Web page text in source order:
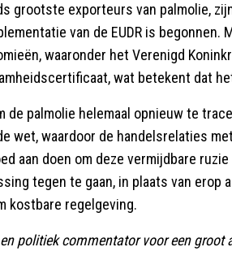
grootste exporteurs van palmolie,
van de EUDR is
waaronder het Verenigd
wat betekent dat
de palmolie helemaal opnieuw te
wet, waardoor de handelsrelaties
aan doen om deze vermijdbare
tegen te gaan, in plaats van erop
kostbare regelgeving.
politiek commentator voor een